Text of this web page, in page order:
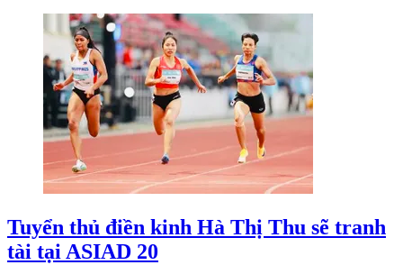
Tuyển thủ điền kinh Hà Thị Thu sẽ tranh
tài tại ASIAD 20